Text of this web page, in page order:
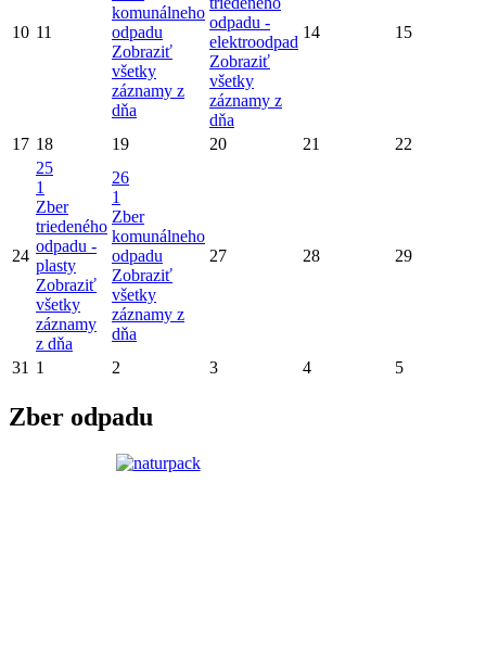
10 11
komunálneho
odpadu
Zobraziť
všetky
záznamy z
dňa
odpadu -
elektroodpad
Zobraziť
všetky
záznamy z
dňa
14 15
17 18 19 20 21 22
24
25
1
Zber
triedeného
odpadu -
plasty
Zobraziť
všetky
záznamy
z dňa
26
1
Zber
komunálneho
odpadu
Zobraziť
všetky
záznamy z
dňa
27 28 29
31 1 2 3 4 5
Zber odpadu